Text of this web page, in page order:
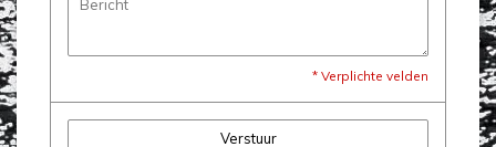
* Verplichte velden
Verstuur